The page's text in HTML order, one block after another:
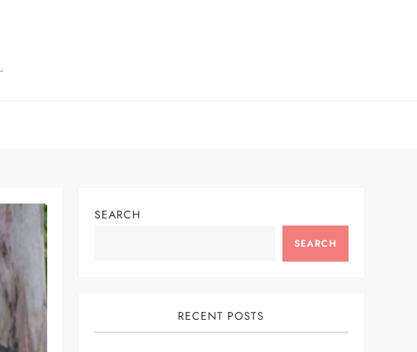
SEARCH
SEARCH
RECENT POSTS